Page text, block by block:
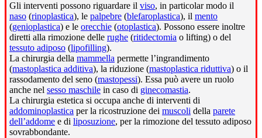
Gli interventi possono riguardare il viso, in particolar modo il
naso (rinoplastica), le palpebre (blefaroplastica), il mento
(genioplastica) e le orecchie (otoplastica). Possono essere inoltre
diretti alla rimozione delle rughe (ritidectomia o lifting) o del
tessuto adiposo (lipofilling).
La chirurgia della mammella permette l’ingrandimento
(mastoplastica additiva), la riduzione (mastoplastica riduttiva) o il
rassodamento del seno (mastopessi). Essa può avere un ruolo
anche nel sesso maschile in caso di ginecomastia.
La chirurgia estetica si occupa anche di interventi di
addominoplastica per la ricostruzione dei muscoli della parete
dell’addome e di liposuzione, per la rimozione del tessuto adiposo
sovrabbondante.